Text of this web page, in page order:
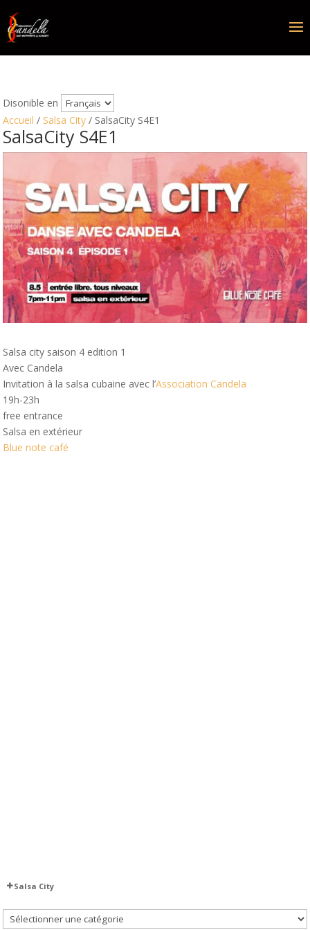
Disonible en
Accueil / Salsa City / SalsaCity S4E1
SalsaCity S4E1
Salsa city saison 4 edition 1
Avec Candela
Invitation à la salsa cubaine avec l’Association Candela
19h-23h
free entrance
Salsa en extérieur
Blue note café
Salsa City
SalsaCity S5E6